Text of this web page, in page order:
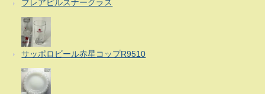
フレアピルスナーグラス
サッポロビール赤星コップR9510